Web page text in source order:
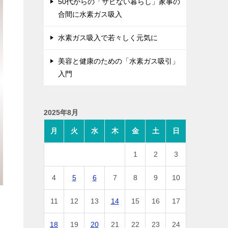
合間に水素ガス吸入
水素ガス吸入で若々しく元気に
美容と健康のための「水素ガス吸引」
入門
2025年8月
月 火 水 木 金 土 日
1 2 3
4 5 6 7 8 9 10
11 12 13 14 15 16 17
18 19 20 21 22 23 24